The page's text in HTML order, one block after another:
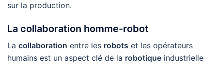
sur la production.
La collaboration homme-robot
La collaboration entre les robots et les opérateurs
humains est un aspect clé de la robotique industrielle